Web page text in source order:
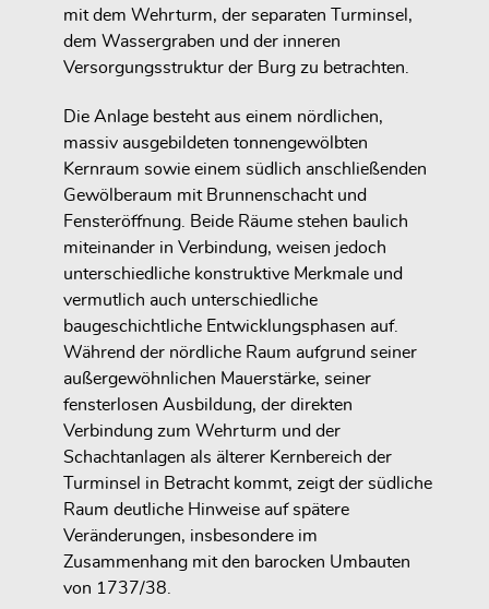
mit dem Wehrturm, der separaten Turminsel,
dem Wassergraben und der inneren
Versorgungsstruktur der Burg zu betrachten.
Die Anlage besteht aus einem nördlichen,
massiv ausgebildeten tonnengewölbten
Kernraum sowie einem südlich anschließenden
Gewölberaum mit Brunnenschacht und
Fensteröffnung. Beide Räume stehen baulich
miteinander in Verbindung, weisen jedoch
unterschiedliche konstruktive Merkmale und
vermutlich auch unterschiedliche
baugeschichtliche Entwicklungsphasen auf.
Während der nördliche Raum aufgrund seiner
außergewöhnlichen Mauerstärke, seiner
fensterlosen Ausbildung, der direkten
Verbindung zum Wehrturm und der
Schachtanlagen als älterer Kernbereich der
Turminsel in Betracht kommt, zeigt der südliche
Raum deutliche Hinweise auf spätere
Veränderungen, insbesondere im
Zusammenhang mit den barocken Umbauten
von 1737/38.